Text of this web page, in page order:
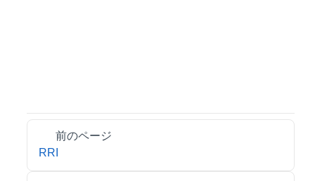
前のページ
RRI